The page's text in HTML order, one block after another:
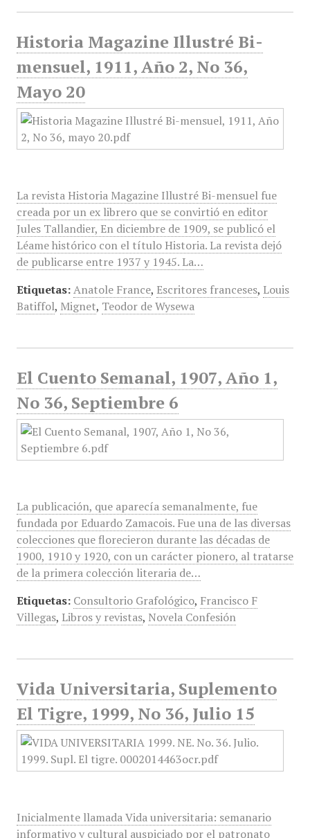
Historia Magazine Illustré Bi-
mensuel, 1911, Año 2, No 36,
Mayo 20
La revista Historia Magazine Illustré Bi-mensuel fue
creada por un ex librero que se convirtió en editor
Jules Tallandier, En diciembre de 1909, se publicó el
Léame histórico con el título Historia. La revista dejó
de publicarse entre 1937 y 1945. La…
Etiquetas: Anatole France, Escritores franceses, Louis
Batiffol, Mignet, Teodor de Wysewa
El Cuento Semanal, 1907, Año 1,
No 36, Septiembre 6
La publicación, que aparecía semanalmente, fue
fundada por Eduardo Zamacois. Fue una de las diversas
colecciones que florecieron durante las décadas de
1900, 1910 y 1920, con un carácter pionero, al tratarse
de la primera colección literaria de…
Etiquetas: Consultorio Grafológico, Francisco F
Villegas, Libros y revistas, Novela Confesión
Vida Universitaria, Suplemento
El Tigre, 1999, No 36, Julio 15
Inicialmente llamada Vida universitaria: semanario
informativo y cultural auspiciado por el patronato